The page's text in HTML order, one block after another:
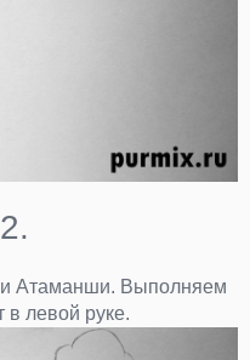
Атаманши. Выполняем
в левой руке.